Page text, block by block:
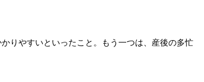
りやすいといったこと。もう一つは、産後の多忙